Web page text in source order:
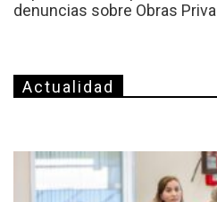
denuncias sobre Obras
Actualidad